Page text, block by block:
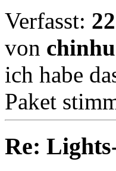
Verfasst:
von chinhu
ich habe
Paket
Re: